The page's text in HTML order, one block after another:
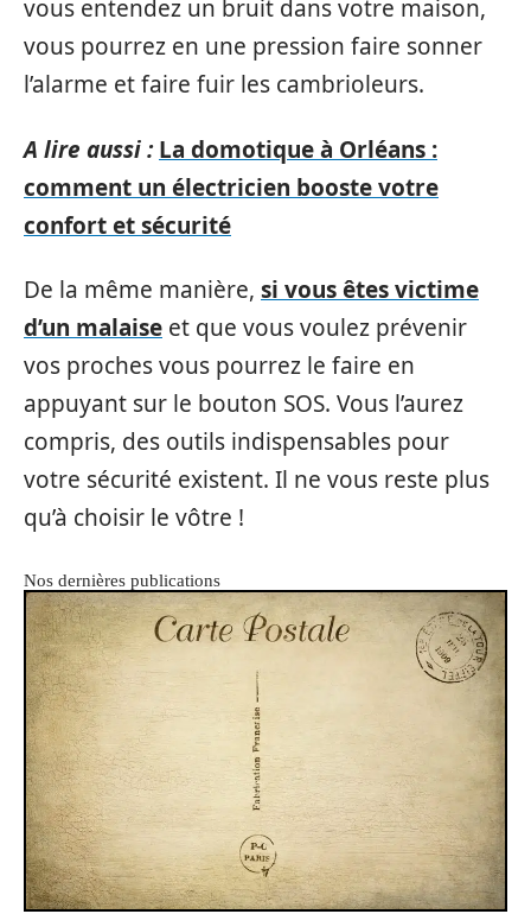
vous entendez un bruit dans votre maison,
vous pourrez en une pression faire sonner
l’alarme et faire fuir les cambrioleurs.
A lire aussi : La domotique à Orléans :
comment un électricien booste votre
confort et sécurité
De la même manière, si vous êtes victime
d’un malaise et que vous voulez prévenir
vos proches vous pourrez le faire en
appuyant sur le bouton SOS. Vous l’aurez
compris, des outils indispensables pour
votre sécurité existent. Il ne vous reste plus
qu’à choisir le vôtre !
Nos dernières publications